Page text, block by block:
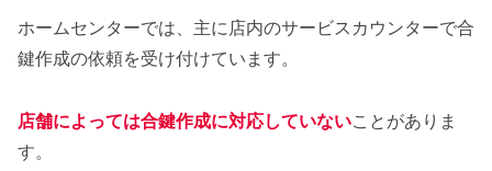
ホームセンターでは、主に店内のサービスカウンターで合
鍵作成の依頼を受け付けています。
店舗によっては合鍵作成に対応していないことがありま
す。